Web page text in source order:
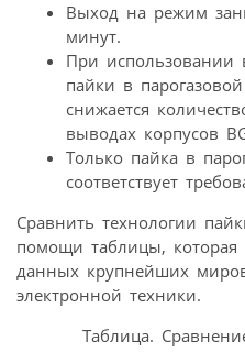
Выход на режим
минут.
При использовании
пайки в
снижается
выводах корпусов
Только пайка в
соответствует
Сравнить технологии
помощи таблицы, которая
данных крупнейших
электронной техники.
Таблица.